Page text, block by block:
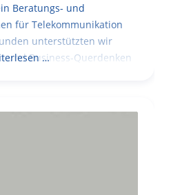
Beratungs- und
für Telekommunikation
unterstützten wir
und Business-Querdenken
…